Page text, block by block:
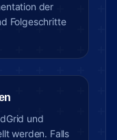
der
Folgeschritte
und
werden. Falls